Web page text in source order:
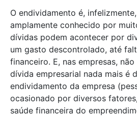
O endividamento é,
amplamente conhecido por
dívidas podem acontecer por
um gasto descontrolado, até
financeiro. E, nas empresas,
dívida empresarial nada mais é
endividamento da empresa
ocasionado por diversos
saúde financeira do